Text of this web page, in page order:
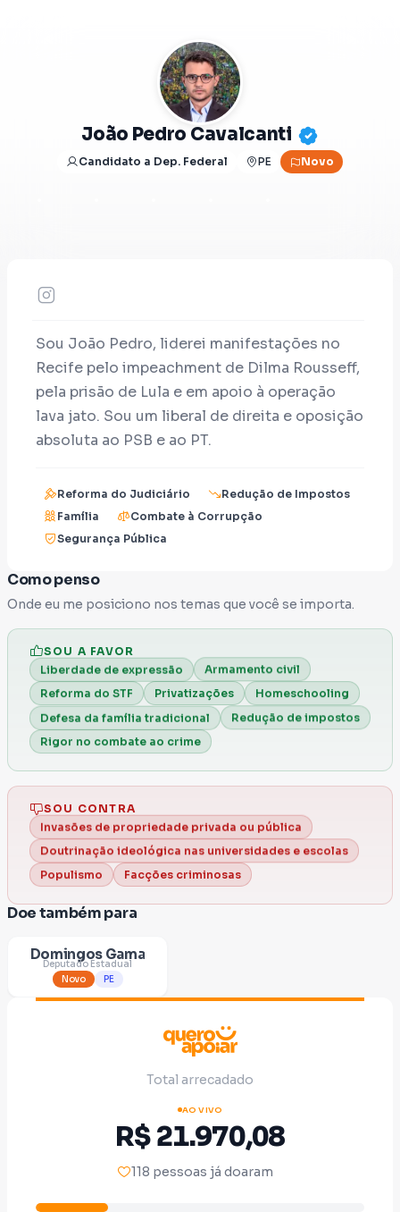
João Pedro Cavalcanti
Candidato a Dep. Federal PE Novo
Sou João Pedro, liderei manifestações no
Recife pelo impeachment de Dilma Rousseff,
pela prisão de Lula e em apoio à operação
lava jato. Sou um liberal de direita e oposição
absoluta ao PSB e ao PT.
e onde a política e os tribunais não
continuem sendo refúgios para o crime.
fiscal e respeito às famílias são minhas
bandeiras.
Venha comigo, saia da indignação para a
ação, e vamos provar que é possível fazer
política decente.
Por um NOVO BRASIL, de esperança e de
sonho em realidade!
Reforma do Judiciário
Redução de Impostos
Família
Combate à Corrupção
Segurança Pública
Como penso
Onde eu me posiciono nos temas que você se importa.
SOU A FAVOR
Liberdade de expressão
Armamento civil
Reforma do STF
Privatizações
Homeschooling
Defesa da família tradicional
Redução de impostos
Rigor no combate ao crime
SOU CONTRA
Invasões de propriedade privada ou pública
Doutrinação ideológica nas universidades e escolas
Populismo
Facções criminosas
Doe também para
Domingos Gama
Deputado Estadual
Novo
PE
Total arrecadado
AO VIVO
R$ 21.970,08
118 pessoas já doaram